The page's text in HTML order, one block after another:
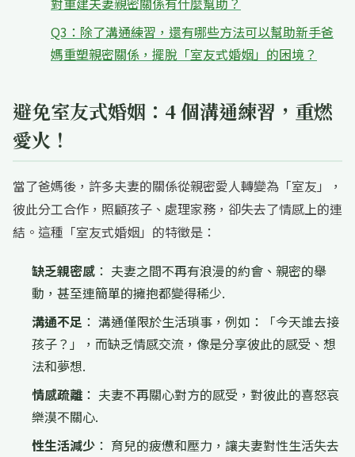
Q3：除了溝通練習，還有哪些方法可以幫助新手爸
媽重塑親密關係，擺脫「室友式婚姻」的困境？
避免室友式婚姻：4 個溝通練習，重燃
愛火！
當了爸媽後，許多夫妻的關係從親密愛人轉變為「室友」，
彼此分工合作，照顧孩子、處理家務，卻失去了情感上的連
結。這種「室友式婚姻」的特徵是：
缺乏親密感 ： 夫妻之間不再有浪漫的約會、親密的舉
動，甚至連簡單的擁抱都變得稀少.
溝通不足 ： 溝通僅限於生活瑣事，例如：「今天誰去接
孩子？」，而缺乏情感交流，像是分享彼此的感受、想
法和夢想.
情感疏離 ： 夫妻不再關心對方的感受，對彼此的喜怒哀
樂漠不關心.
性生活減少 ： 育兒的疲憊和壓力，讓夫妻對性生活失去